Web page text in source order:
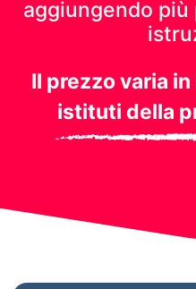
aggiungendo
Il prezzo varia
istituti della